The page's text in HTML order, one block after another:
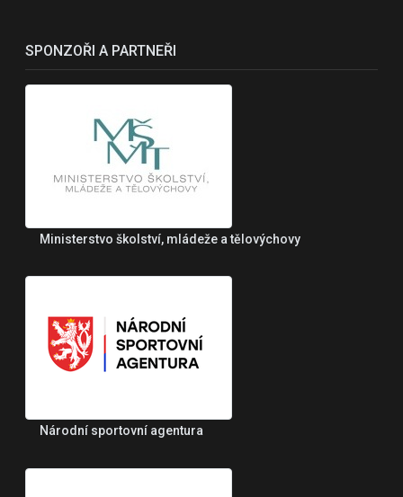
SPONZOŘI A PARTNEŘI
Ministerstvo školství, mládeže a tělovýchovy
Národní sportovní agentura